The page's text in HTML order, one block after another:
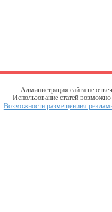
Администрация сайта не
Использование статей
Возможности размещениия